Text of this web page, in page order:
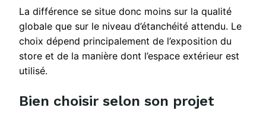
La différence se situe donc moins sur la qualité
globale que sur le niveau d’étanchéité attendu. Le
choix dépend principalement de l’exposition du
store et de la manière dont l’espace extérieur est
utilisé.
Bien choisir selon son projet